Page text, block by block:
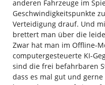
anderen Fahrzeuge im
Geschwindigkeitspunkte
Verteidigung drauf. Und
brettert man über die
Zwar hat man im Offline-
computergesteuerte KI-
sind die frei befahrbaren
dass es mal gut und